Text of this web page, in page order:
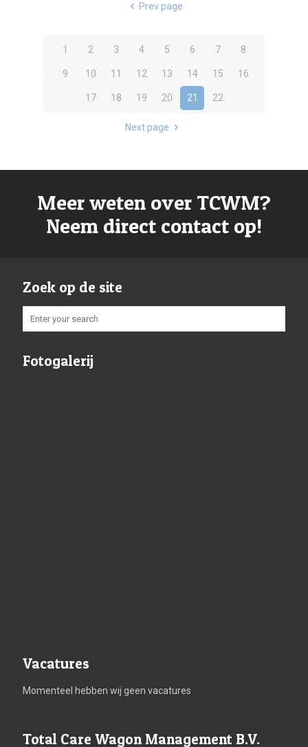
Prev page
1 2 3 4 5 6 7 8
9 10 11 12 13 14 15 16
17 18 19 20 21 22
Next page
Meer weten over TCWM?
Neem direct contact op!
Zoek op de site
Fotogalerij
Vacatures
Momenteel hebben wij geen vacatures
Total Care Wagon Management B.V.